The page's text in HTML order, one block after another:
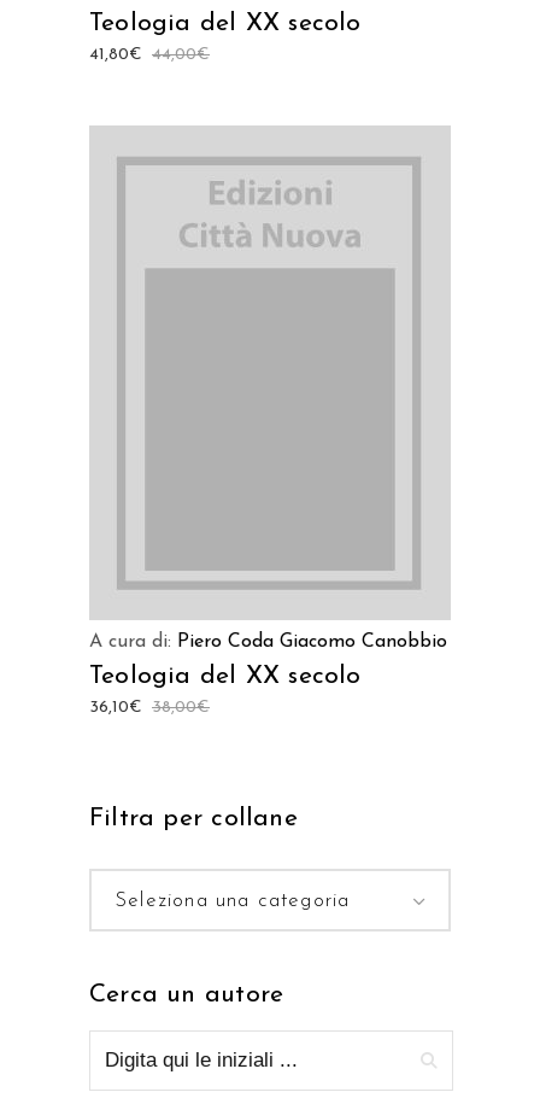
Teologia del XX secolo
44,00€
41,80€
A cura di: Piero Coda Giacomo Canobbio
Teologia del XX secolo
38,00€
36,10€
Filtra per collane
Seleziona una categoria
Cerca un autore